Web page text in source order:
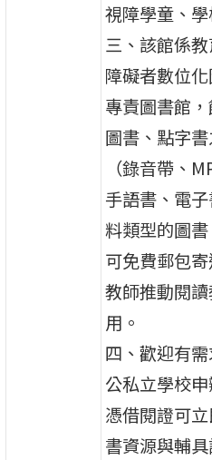
視障學童、
三、該館係
障礙者數位
專責圖書館
圖書、點字
（錄音帶、
手語書、電
料類型的圖
可免費郵包寄
教師推動閱
用。
四、歡迎有
公私立學校
憑借閱證可
書資源與輔